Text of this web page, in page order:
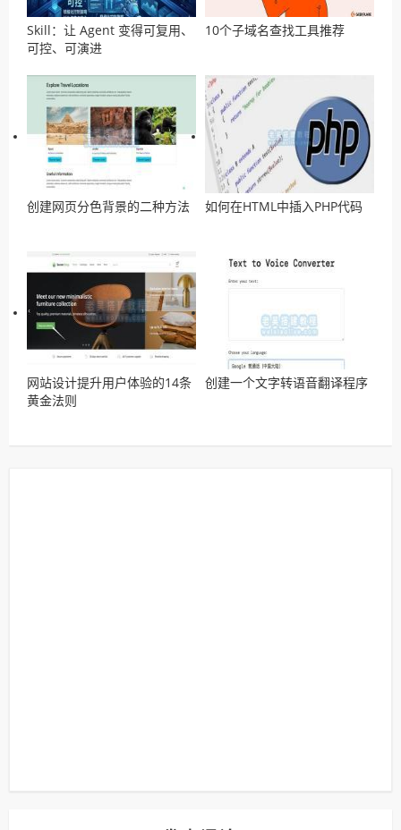
Skill：让 Agent 变得可复用、
可控、可演进
10个子域名查找工具推荐
创建网页分色背景的二种方法 如何在HTML中插入PHP代码
网站设计提升用户体验的14条
黄金法则
创建一个文字转语音翻译程序